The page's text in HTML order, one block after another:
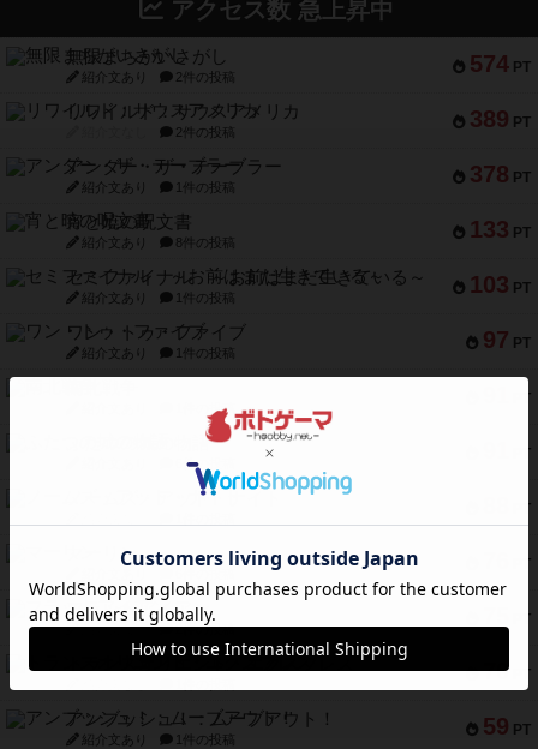
アクセス数 急上昇中
574 PT
無限まちがいさがし
紹介文あり 2件の投稿
389 PT
リワイルド：サウスアメリカ
2件の投稿
378 PT
アンダー・ザ・テーブラー
紹介文あり 1件の投稿
133 PT
宵と暁の呪文書
紹介文あり 8件の投稿
103 PT
セミファイナル ～お前はまだ生きている～
紹介文あり 1件の投稿
97 PT
ワン・トゥ・ファイブ
紹介文あり 1件の投稿
PT
1件の投稿
PT
ふたつの城の物語
6件の投稿
PT
ノームズ・アット・ナイト
PT
マーリン
PT
フラットアイアン
紹介文なし 2件の投稿
70 PT
59 PT
アンブッシュ！：ムーブアウト！
紹介文あり 1件の投稿